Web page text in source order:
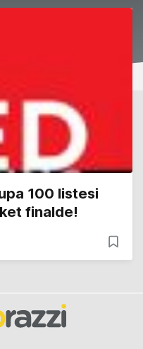
100 listesi
finalde!